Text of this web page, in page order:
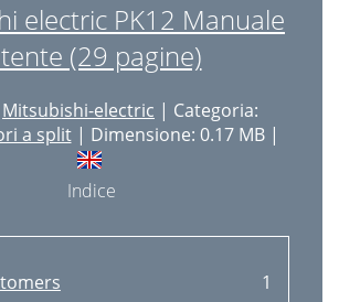
electric PK12 Manuale
(29 pagine)
Mitsubishi-electric | Categoria:
a split| Dimensione: 0.17 MB |
Indice
1